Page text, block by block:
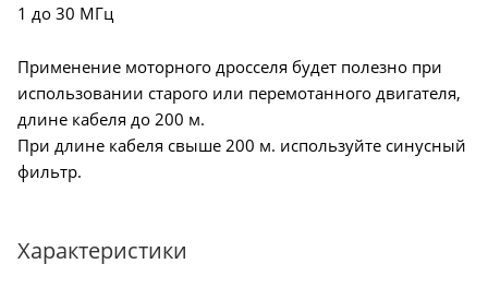
1 до 30 МГц
Применение моторного дросселя будет полезно при
использовании старого или перемотанного двигателя,
длине кабеля до 200 м.
При длине кабеля свыше 200 м. используйте синусный
фильтр.
Характеристики